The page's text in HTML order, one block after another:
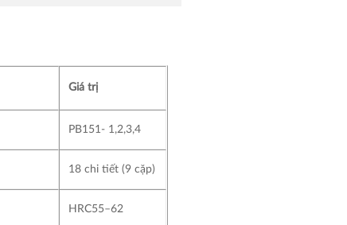
Giá trị
PB151- 1,2,3,4
18 chi tiết (9 cặp)
HRC55–62